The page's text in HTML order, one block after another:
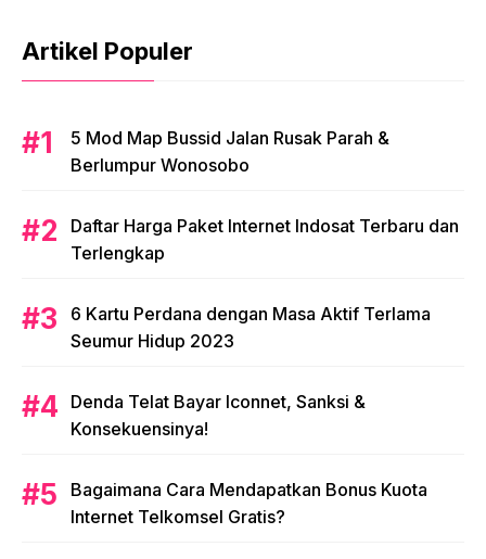
Artikel Populer
5 Mod Map Bussid Jalan Rusak Parah &
Berlumpur Wonosobo
Daftar Harga Paket Internet Indosat Terbaru dan
Terlengkap
6 Kartu Perdana dengan Masa Aktif Terlama
Seumur Hidup 2023
Denda Telat Bayar Iconnet, Sanksi &
Konsekuensinya!
Bagaimana Cara Mendapatkan Bonus Kuota
Internet Telkomsel Gratis?